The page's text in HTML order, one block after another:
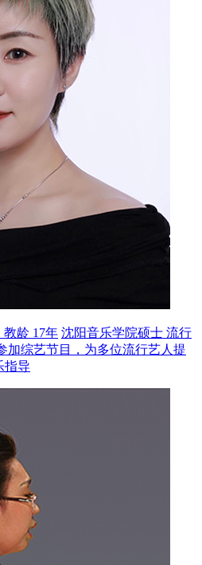
龄 17年 沈阳音乐学院硕士 流行
加综艺节目，为多位流行艺人提
指导